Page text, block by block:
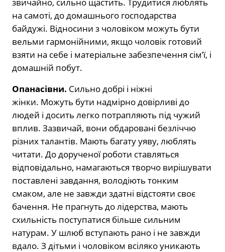
на самоті, до домашнього господарства
байдужі. Відносини з чоловіком можуть бути
вельми гармонійними, якщо чоловік готовий
взяти на себе і матеріальне забезпечення сім’ї, і
домашній побут.
Опанасівни. Сильно добрі і ніжні
жінки. Можуть бути надмірно довірливі до
людей і досить легко потрапляють під чужий
вплив. Зазвичай, вони обдаровані безліччю
різних талантів. Мають багату уяву, люблять
читати. До дорученої роботи ставляться
відповідально, намагаються творчо вирішувати
поставлені завдання, володіють тонким
смаком, але не завжди здатні відстояти своє
бачення. Не прагнуть до лідерства, мають
схильність поступатися більше сильним
натурам. У шлюб вступають рано і не завжди
вдало. З дітьми і чоловіком всіляко уникають